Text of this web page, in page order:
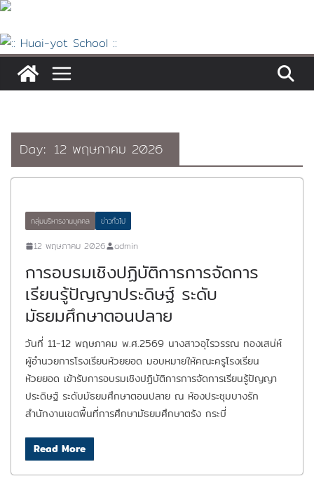
Skip
content
Day: 12 พฤษภาคม 2026
กลุ่มบริหารงานบุคคล ข่าวทั่วไป
12 พฤษภาคม 2026 admin
การอบรมเชิงปฏิบัติการการจัดการ
เรียนรู้ปัญญาประดิษฐ์ ระดับ
มัธยมศึกษาตอนปลาย
วันที่ 11-12 พฤษภาคม พ.ศ.2569 นางสาวอุไรวรรณ ทองเสน่ห์
ผู้อำนวยการโรงเรียนห้วยยอด มอบหมายให้คณะครูโรงเรียน
ห้วยยอด เข้ารับการอบรมเชิงปฏิบัติการการจัดการเรียนรู้ปัญญา
ประดิษฐ์ ระดับมัธยมศึกษาตอนปลาย ณ ห้องประชุมบางรัก
สำนักงานเขตพื้นที่การศึกษามัธยมศึกษาตรัง กระบี่
Read More